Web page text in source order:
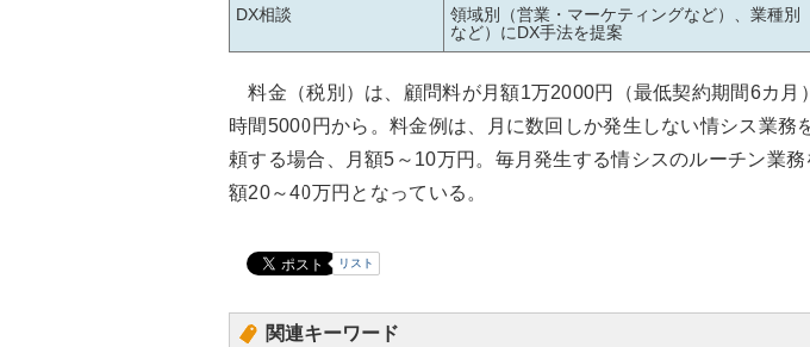
DX相談
領域別（営業・マーケティングなど）、業種別
など）にDX手法を提案
料金（税別）は、顧問料が月額1万2000円（最低契約期間6カ月
時間5000円から。料金例は、月に数回しか発生しない情シス業務
頼する場合、月額5～10万円。毎月発生する情シスのルーチン業務
額20～40万円となっている。
リスト
関連キーワード